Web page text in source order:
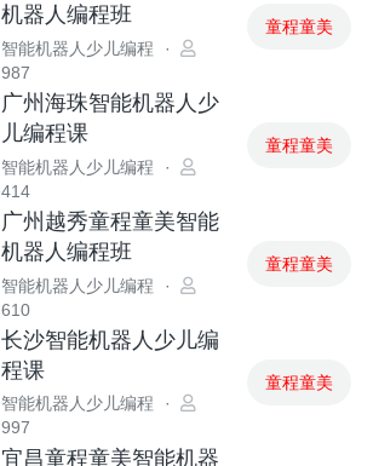
机器人编程班
智能机器人少儿编程
·
987
童程童美
广州海珠智能机器人少
儿编程课
智能机器人少儿编程
·
414
童程童美
广州越秀童程童美智能
机器人编程班
智能机器人少儿编程
·
610
童程童美
长沙智能机器人少儿编
程课
智能机器人少儿编程
·
997
童程童美
宜昌童程童美智能机器